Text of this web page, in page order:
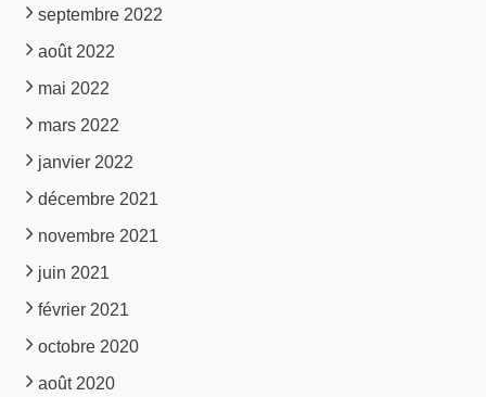
septembre 2022
août 2022
mai 2022
mars 2022
janvier 2022
décembre 2021
novembre 2021
juin 2021
février 2021
octobre 2020
août 2020